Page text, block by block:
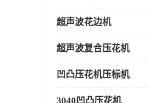
超声波花边机
超声波复合压花机
凹凸压花机压标机
3040凹凸压花机